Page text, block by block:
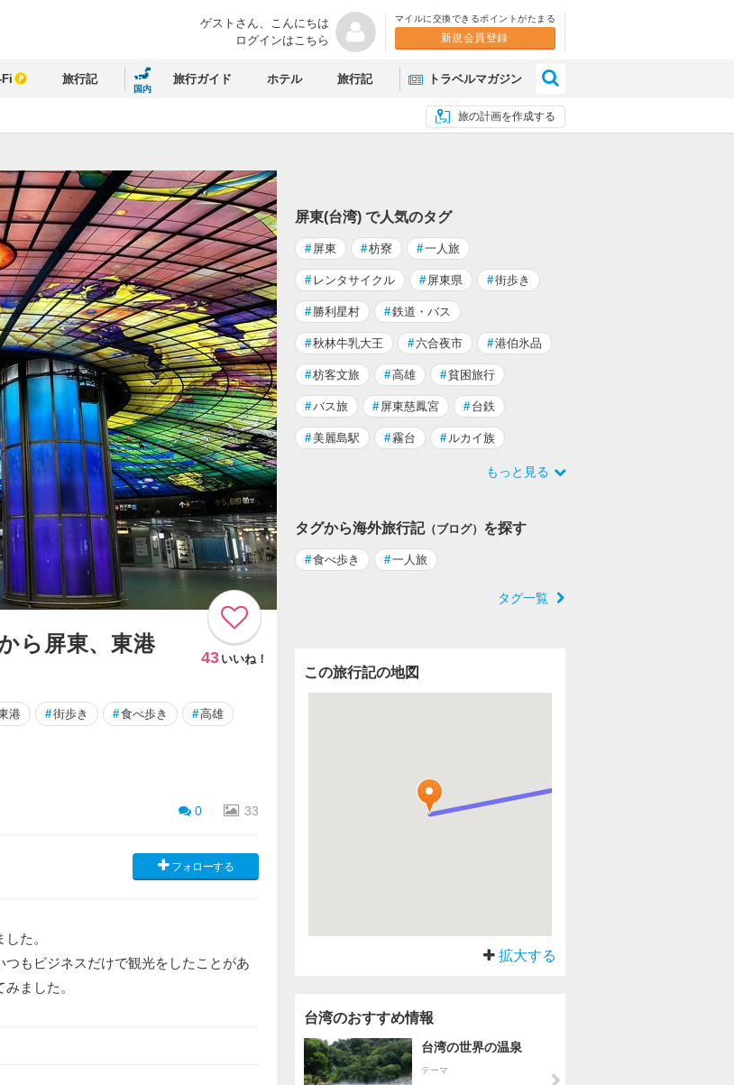
ゲストさん、 こんにちは
ログインはこちら
マイルに交換できるポイントがたまる
新規会員登録
旅行記
国内
旅行ガイド ホテル 旅行記 トラベルマガジン
旅の計画を作成する
ら屏東、東港
43 いいね！
港 #街歩き #食べ歩き #高雄
0 33
フォローする
た。
もビジネスだけで観光をしたことがあ
ました。
屏東(台湾) で人気のタグ
# 屏東 #枋寮 #一人旅
# レンタサイクル # 屏東県 #街歩き
# 勝利星村 #鉄道・バス
#秋林牛乳大王 #六合夜市 #港伯氷品
#枋客文旅 #高雄 #貧困旅行
#バス旅 # 屏東慈鳳宮 # 台鉄
#美麗島駅 #霧台 # ルカイ族
もっと見る
タグから海外旅行記（ブログ） を探す
#食べ歩き #一人旅
タグ一覧
この旅行記の地図
拡大する
台湾のおすすめ情報
台湾の世界の温泉
テーマ